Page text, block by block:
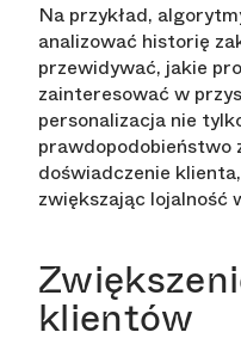
Na przykład,
analizować historię
przewidywać, jakie
zainteresować w
personalizacja nie
prawdopodobieństwo
doświadczenie
zwiększając lojalność
klientów